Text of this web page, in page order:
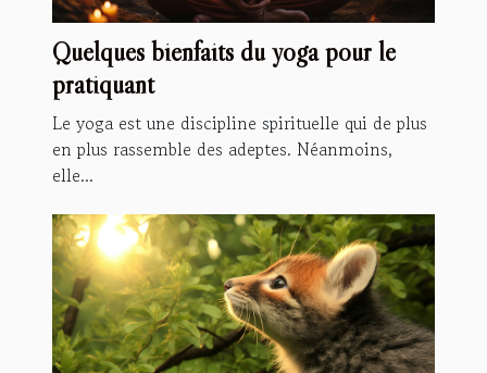
Quelques bienfaits du yoga pour le
pratiquant
Le yoga est une discipline spirituelle qui de plus
en plus rassemble des adeptes. Néanmoins,
elle...